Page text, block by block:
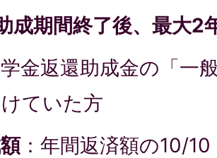
成期間終了後、最大
金返還助成金の「一
ていた方
：年間返済額の10/